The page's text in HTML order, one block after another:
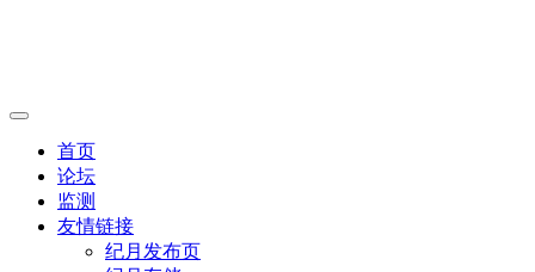
首页
论坛
监测
友情链接
纪月发布页